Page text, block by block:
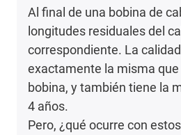
Al final de una bobina de
longitudes residuales del
correspondiente. La
exactamente la misma que
bobina, y también tiene la
4 años.
Pero, ¿qué ocurre con